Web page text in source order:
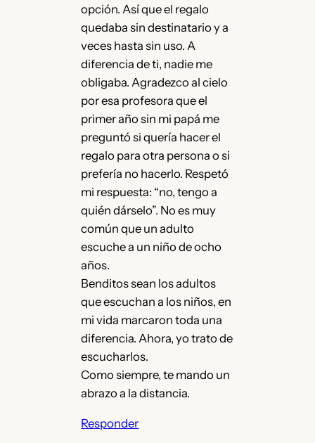
opción. Así que el regalo
quedaba sin destinatario y a
veces hasta sin uso. A
diferencia de ti, nadie me
obligaba. Agradezco al cielo
por esa profesora que el
primer año sin mi papá me
preguntó si quería hacer el
regalo para otra persona o si
prefería no hacerlo. Respetó
mi respuesta: “no, tengo a
quién dárselo”. No es muy
común que un adulto
escuche a un niño de ocho
años.
Benditos sean los adultos
que escuchan a los niños, en
mi vida marcaron toda una
diferencia. Ahora, yo trato de
escucharlos.
Como siempre, te mando un
abrazo a la distancia.
Responder